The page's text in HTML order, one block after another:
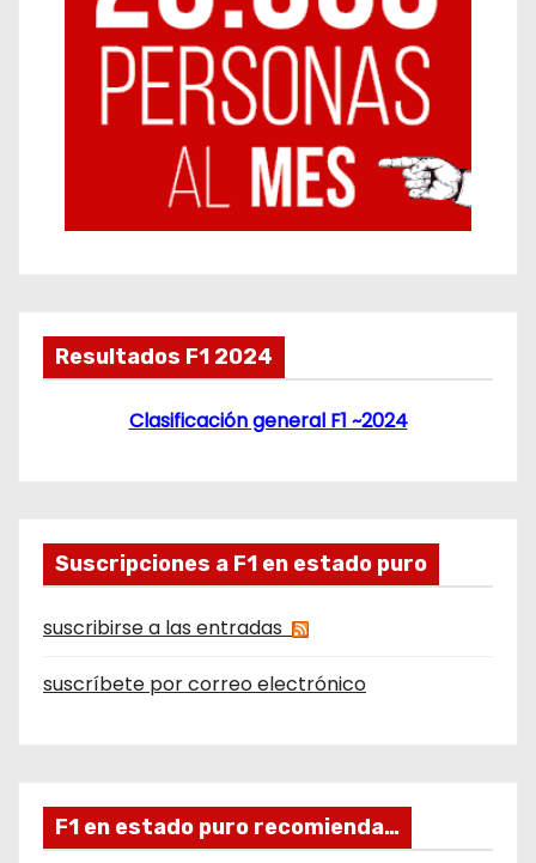
Resultados F1 2024
Clasificación general F1 ~2024
Suscripciones a F1 en estado puro
suscribirse a las entradas
suscríbete por correo electrónico
F1 en estado puro recomienda…